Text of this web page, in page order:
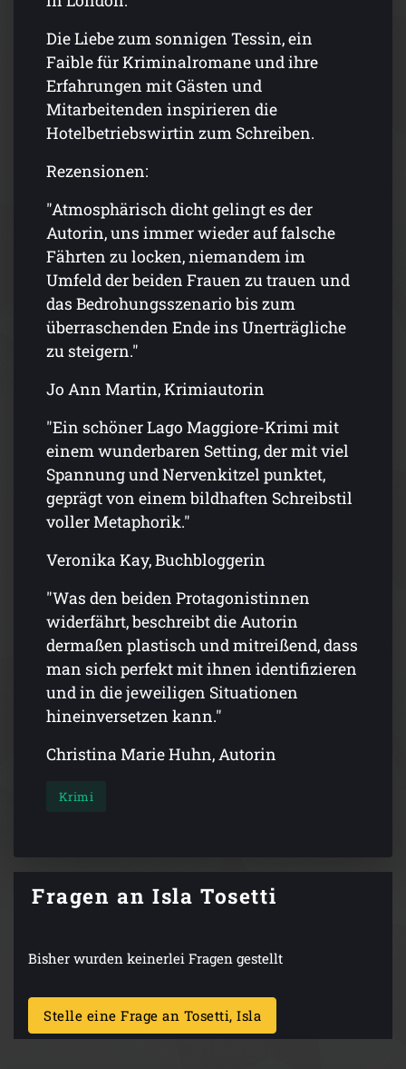
Die Liebe zum sonnigen Tessin, ein
Faible für Kriminalromane und ihre
Erfahrungen mit Gästen und
Mitarbeitenden inspirieren die
Hotelbetriebswirtin zum Schreiben.
Rezensionen:
"Atmosphärisch dicht gelingt es der
Autorin, uns immer wieder auf falsche
Fährten zu locken, niemandem im
Umfeld der beiden Frauen zu trauen und
das Bedrohungsszenario bis zum
überraschenden Ende ins Unerträgliche
zu steigern."
Jo Ann Martin, Krimiautorin
"Ein schöner Lago Maggiore-Krimi mit
einem wunderbaren Setting, der mit viel
Spannung und Nervenkitzel punktet,
geprägt von einem bildhaften Schreibstil
voller Metaphorik."
Veronika Kay, Buchbloggerin
"Was den beiden Protagonistinnen
widerfährt, beschreibt die Autorin
dermaßen plastisch und mitreißend, dass
man sich perfekt mit ihnen identifizieren
und in die jeweiligen Situationen
hineinversetzen kann."
Christina Marie Huhn, Autorin
Krimi
Fragen an Isla Tosetti
Bisher wurden keinerlei Fragen gestellt
Stelle eine Frage an Tosetti, Isla